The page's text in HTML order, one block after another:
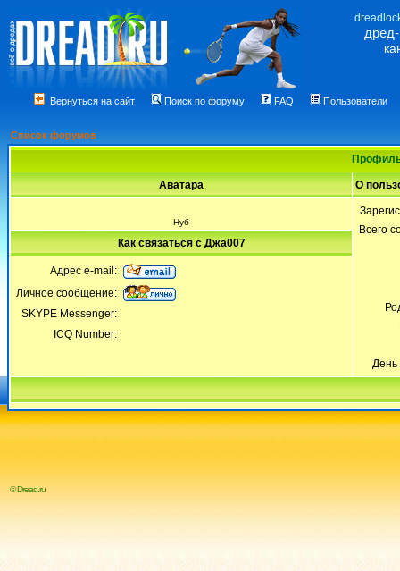
Вернуться на сайт Поиск по форуму FAQ Пользователи
Список форумов
Аватара О
Нуб
Всего
День
Как связаться с Джа007
Адрес e-mail:
Личное сообщение:
SKYPE Messenger:
ICQ Number:
© Dread.ru